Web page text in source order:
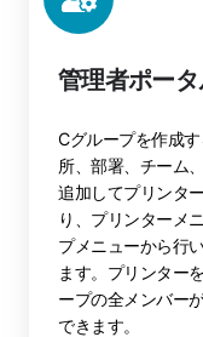
管理者ポー
Cグループを作成
所、部署、チーム
追加してプリンタ
り、プリンターメ
プメニューから行
ます。プリンター
ープの全メンバー
できます。